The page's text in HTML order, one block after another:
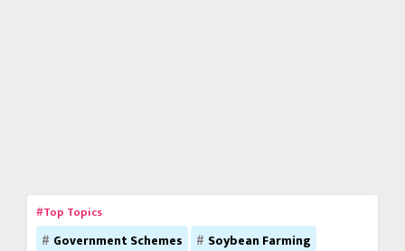
#Top Topics
Government Schemes
Soybean Farming